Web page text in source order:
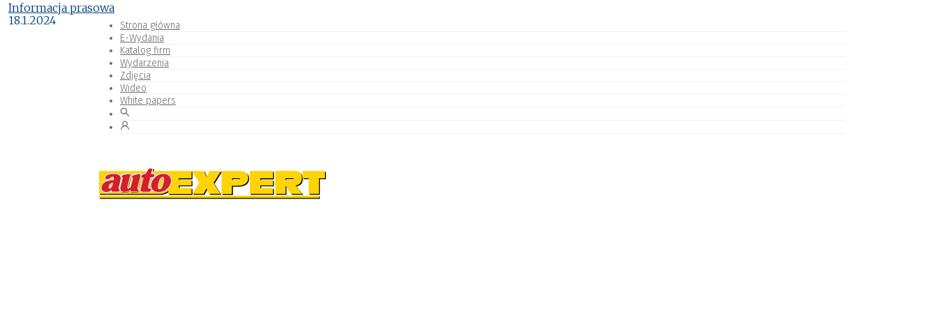
Strona główna
E-Wydania
Katalog firm
Wydarzenia
Zdjęcia
Wideo
White papers
Informacja prasowa
18.1.2024